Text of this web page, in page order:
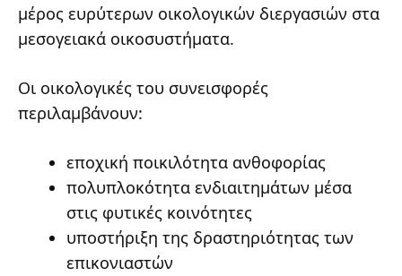
μέρος ευρύτερων οικολογικών διεργασιών στα
μεσογειακά οικοσυστήματα.
Οι οικολογικές του συνεισφορές
περιλαμβάνουν:
εποχική ποικιλότητα ανθοφορίας
πολυπλοκότητα ενδιαιτημάτων μέσα
στις φυτικές κοινότητες
υποστήριξη της δραστηριότητας των
επικονιαστών